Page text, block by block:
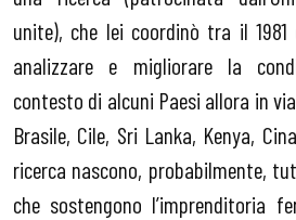
unite), che lei coordinò tra il
analizzare e migliorare la
contesto di alcuni Paesi allora in
Brasile, Cile, Sri Lanka, Kenya,
ricerca nascono, probabilmente,
che sostengono l’imprenditoria